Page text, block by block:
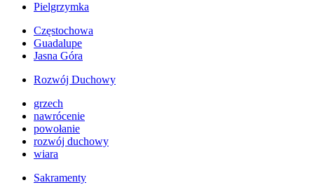
Pielgrzymka
Częstochowa
Guadalupe
Jasna Góra
Rozwój Duchowy
grzech
nawrócenie
powołanie
rozwój duchowy
wiara
Sakramenty